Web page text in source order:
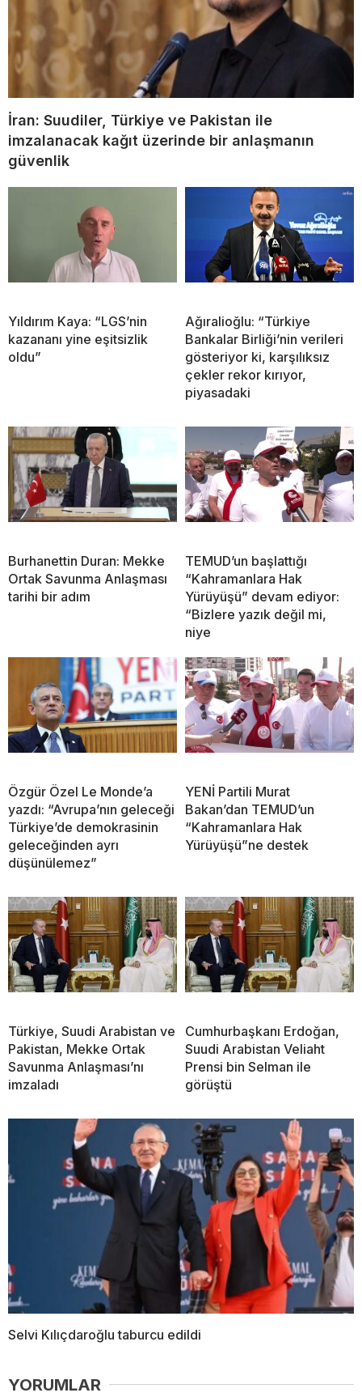
İran: Suudiler, Türkiye ve Pakistan ile
imzalanacak kağıt üzerinde bir anlaşmanın
güvenlik
Yıldırım Kaya: “LGS’nin
kazananı yine eşitsizlik
oldu”
Ağıralioğlu: “Türkiye
Bankalar Birliği’nin verileri
gösteriyor ki, karşılıksız
çekler rekor kırıyor,
piyasadaki
Burhanettin Duran: Mekke
Ortak Savunma Anlaşması
tarihi bir adım
TEMUD’un başlattığı
“Kahramanlara Hak
Yürüyüşü” devam ediyor:
“Bizlere yazık değil mi,
niye
Özgür Özel Le Monde’a
yazdı: “Avrupa’nın geleceği
Türkiye’de demokrasinin
geleceğinden ayrı
düşünülemez”
YENİ Partili Murat
Bakan’dan TEMUD’un
“Kahramanlara Hak
Yürüyüşü”ne destek
Türkiye, Suudi Arabistan ve
Pakistan, Mekke Ortak
Savunma Anlaşması’nı
imzaladı
Cumhurbaşkanı Erdoğan,
Suudi Arabistan Veliaht
Prensi bin Selman ile
görüştü
Selvi Kılıçdaroğlu taburcu edildi
YORUMLAR